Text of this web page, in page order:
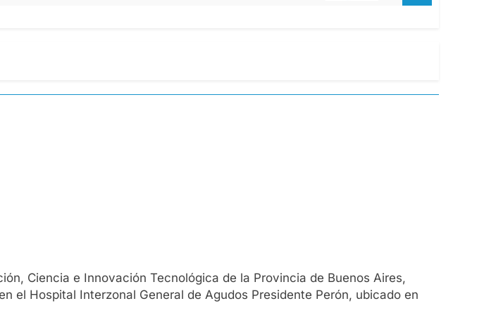
Ciencia e Innovación Tecnológica de la Provincia de Buenos Aires,
el Hospital Interzonal General de Agudos Presidente Perón, ubicado en